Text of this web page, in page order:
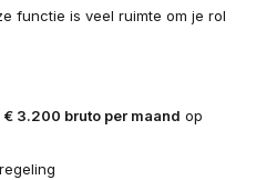
functie is veel ruimte om je rol
3.200 bruto per maand op